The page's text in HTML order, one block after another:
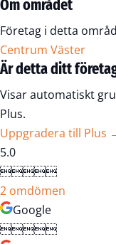
Om området
Företag i detta
Centrum Väster
Är detta ditt
Visar automatiskt
Plus.
Uppgradera till Plus
5.0

2 omdömen
Google
